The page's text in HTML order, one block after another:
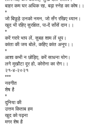
बाहर कम घर अधिक रह, बढ़ा स्नेह का कोष।।
*
जो बिछुड़े उनको नमन, जो सँग रखिए ध्यान।
खुद भी रहिए सुरक्षित, पा-दें साँसें दान।।
*
करें गरारे भाप लें, सुबह शाम लें धूप।
कांता की जय बोले, कहिए कांत अनूप।।
*
आशा कभी न छोड़िए, करें साधना योग।
लगे मुखौटा दूर हो, कोरोना का रोग।।
२१-४-२०२१
***
नवगीत
शेष है
*
दुनिया की
उत्तम किताब हम
खुद को पढ़ना
मगर शेष है